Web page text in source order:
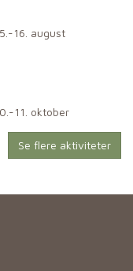
16. august
11. oktober
Se flere aktiviteter